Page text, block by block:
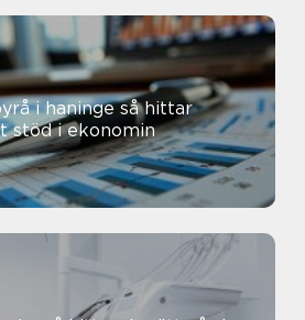
haninge så hittar
stöd i ekonomin